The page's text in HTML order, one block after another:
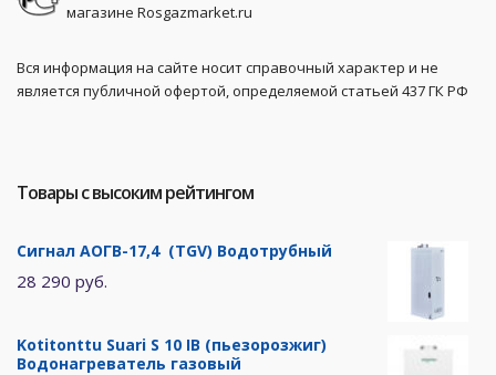
магазине Rosgazmarket.ru
Вся информация на сайте носит справочный характер и не
является публичной офертой, определяемой статьей 437 ГК РФ
Товары с высоким рейтингом
Сигнал АОГВ-17,4 (TGV) Водотрубный
28 290 руб.
Kotitonttu Suari S 10 IB (пьезорозжиг)
Водонагреватель газовый